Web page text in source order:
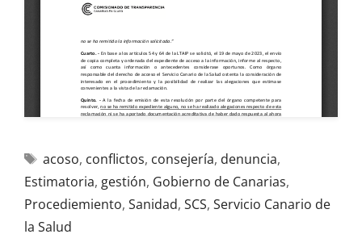
acoso, conflictos, consejería, denuncia,
Estimatoria, gestión, Gobierno de Canarias,
Procediemiento, Sanidad, SCS, Servicio Canario de
la Salud